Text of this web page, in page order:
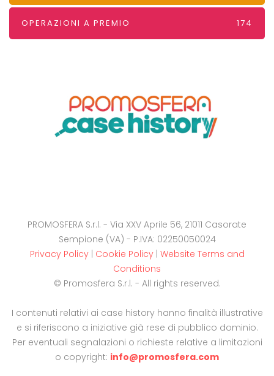
OPERAZIONI A PREMIO 174
PROMOSFERA S.r.l. - Via XXV Aprile 56, 21011 Casorate
Sempione (VA) - P.IVA: 02250050024
Privacy Policy| Cookie Policy| Website Terms and
Conditions
© Promosfera S.r.l. - All rights reserved.
I contenuti relativi ai case history hanno finalità illustrative
e si riferiscono a iniziative già rese di pubblico dominio.
Per eventuali segnalazioni o richieste relative a limitazioni
o copyright: info@promosfera.com